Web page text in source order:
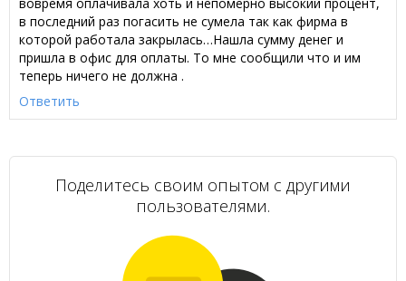
в последний раз погасить не сумела так как фирма в
которой работала закрылась…Нашла сумму денег и
пришла в офис для оплаты. То мне сообщили что и им
теперь ничего не должна .
Ответить
Поделитесь своим опытом с другими
пользователями.